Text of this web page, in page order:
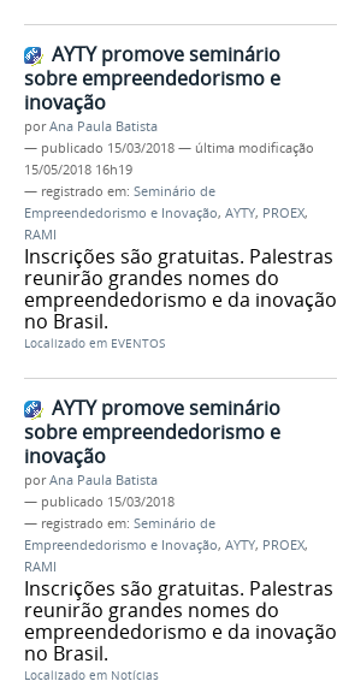
AYTY promove seminário
sobre empreendedorismo e
inovação
porAna Paula Batista
— publicado 15/03/2018 — última modificação
15/05/2018 16h19
— registrado em: Seminário de
Empreendedorismo e Inovação, AYTY, PROEX,
RAMI
Inscrições são gratuitas. Palestras
reunirão grandes nomes do
empreendedorismo e da inovação
no Brasil.
Localizado em EVENTOS
AYTY promove seminário
sobre empreendedorismo e
inovação
porAna Paula Batista
— publicado 15/03/2018
— registrado em: Seminário de
Empreendedorismo e Inovação, AYTY, PROEX,
RAMI
Inscrições são gratuitas. Palestras
reunirão grandes nomes do
empreendedorismo e da inovação
no Brasil.
Localizado em Notícias